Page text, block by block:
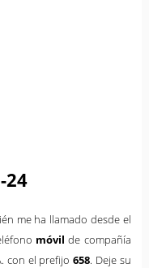
24
me ha llamado desde el
móvil de compañía
con el prefijo658. Deje su